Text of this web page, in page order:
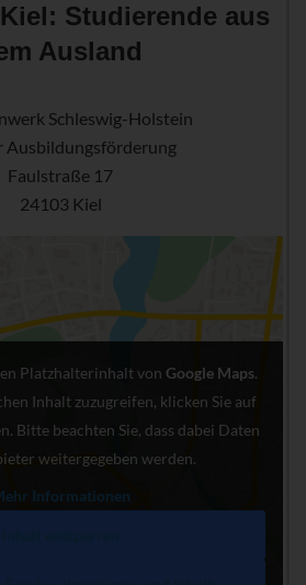
Studierende aus
Ausland
Schleswig-Holstein
Ausbildungsförderung
Faulstraße 17
24103 Kiel
Platzhalterinhalt von Google Maps.
Inhalt zuzugreifen, klicken Sie auf
Bitte beachten Sie, dass dabei Daten
weitergegeben werden.
Informationen